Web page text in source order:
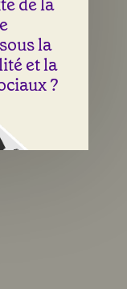
de la
la
et la
?